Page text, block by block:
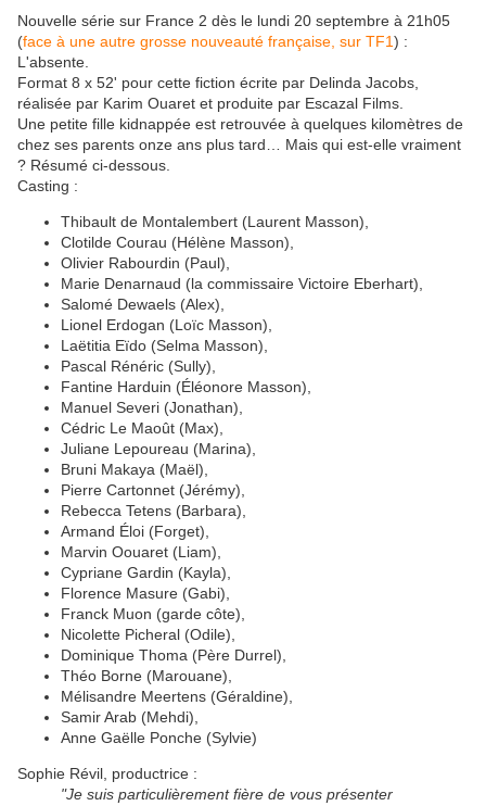
Nouvelle série sur France 2 dès le lundi 20 septembre à 21h05
(face à une autre grosse nouveauté française, sur TF1) :
L'absente.
Format 8 x 52' pour cette fiction écrite par Delinda Jacobs,
réalisée par Karim Ouaret et produite par Escazal Films.
Une petite fille kidnappée est retrouvée à quelques kilomètres de
chez ses parents onze ans plus tard… Mais qui est-elle vraiment
? Résumé ci-dessous.
Casting :
Thibault de Montalembert (Laurent Masson),
Clotilde Courau (Hélène Masson),
Olivier Rabourdin (Paul),
Marie Denarnaud (la commissaire Victoire Eberhart),
Salomé Dewaels (Alex),
Lionel Erdogan (Loïc Masson),
Laëtitia Eïdo (Selma Masson),
Pascal Rénéric (Sully),
Fantine Harduin (Éléonore Masson),
Manuel Severi (Jonathan),
Cédric Le Maoût (Max),
Juliane Lepoureau (Marina),
Bruni Makaya (Maël),
Pierre Cartonnet (Jérémy),
Rebecca Tetens (Barbara),
Armand Éloi (Forget),
Marvin Oouaret (Liam),
Cypriane Gardin (Kayla),
Florence Masure (Gabi),
Franck Muon (garde côte),
Nicolette Picheral (Odile),
Dominique Thoma (Père Durrel),
Théo Borne (Marouane),
Mélisandre Meertens (Géraldine),
Samir Arab (Mehdi),
Anne Gaëlle Ponche (Sylvie)
Sophie Révil, productrice :
"Je suis particulièrement fière de vous présenter